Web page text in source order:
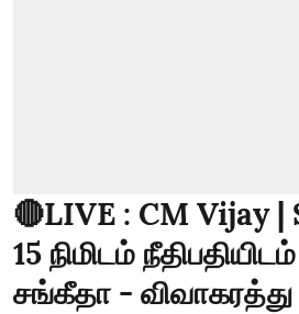
🔴LIVE : CM Vijay |
15 நிமிடம்
சங்கீதா -